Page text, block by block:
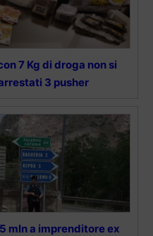
7 Kg di droga non si
3 pusher
mln a imprenditore ex